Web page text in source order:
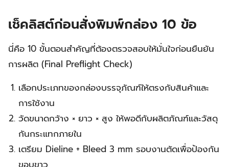
เช็คลิสต์ก่อนสั่งพิมพ์กล่อง 10 ข้อ
นี่คือ 10 ขั้นตอนสำคัญที่ต้องตรวจสอบให้มั่นใจก่อนยืนยัน
การผลิต (Final Preflight Check)
เลือกประเภทของกล่องบรรจุภัณฑ์ให้ตรงกับสินค้าและ
การใช้งาน
วัดขนาดกว้าง × ยาว × สูง ให้พอดีกับผลิตภัณฑ์และวัสดุ
กันกระแทกภายใน
เตรียม Dieline + Bleed 3 mm รอบงานตัดเพื่อป้องกัน